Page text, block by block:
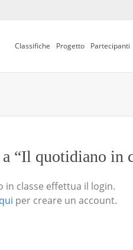
Classifiche Progetto Partecipanti
“Il quotidiano in
in classe effettua il login.
per creare un account.